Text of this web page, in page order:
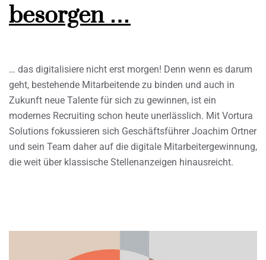
besorgen …
… das digitalisiere nicht erst morgen! Denn wenn es darum
geht, bestehende Mitarbeitende zu binden und auch in
Zukunft neue Talente für sich zu gewinnen, ist ein
modernes Recruiting schon heute unerlässlich. Mit Vortura
Solutions fokussieren sich Geschäftsführer Joachim Ortner
und sein Team daher auf die digitale Mitarbeitergewinnung,
die weit über klassische Stellenanzeigen hinausreicht.